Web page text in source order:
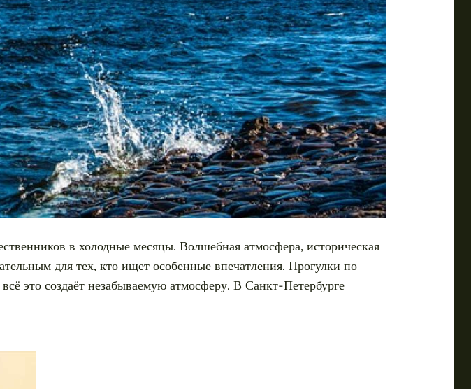
в холодные месяцы. Волшебная атмосфера, историческая
для тех, кто ищет особенные впечатления. Прогулки по
это создаёт незабываемую атмосферу. В Санкт-Петербурге